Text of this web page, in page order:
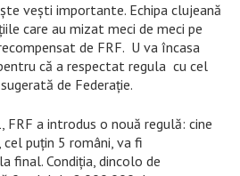
vești importante. Echipa clujeană
care au mizat meci de meci pe
de FRF. U va încasa
că a respectat regula cu cel
de Federație.
FRF a introdus o nouă regulă: cine
puțin 5 români, va fi
final. Condiția, dincolo de